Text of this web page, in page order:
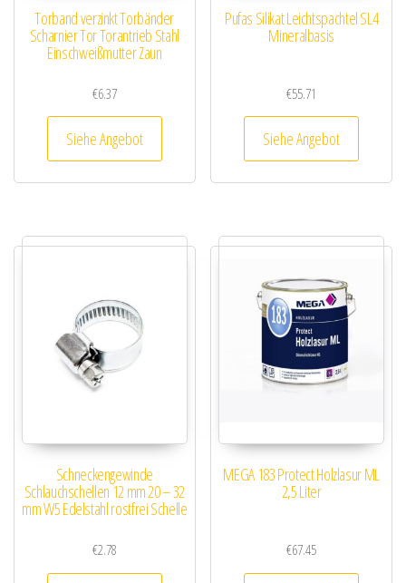
Torband verzinkt Torbänder
Scharnier Tor Torantrieb Stahl
Einschweißmutter Zaun
€6.37
Siehe Angebot
Pufas Silikat Leichtspachtel SL4
Mineralbasis
€55.71
Siehe Angebot
Schneckengewinde
Schlauchschellen 12 mm 20 – 32
mm W5 Edelstahl rostfrei Schelle
€2.78
MEGA 183 Protect Holzlasur ML
2,5 Liter
€67.45